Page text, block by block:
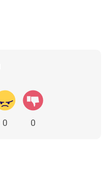
0 0